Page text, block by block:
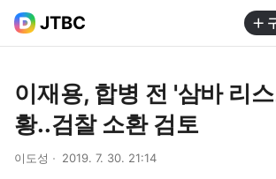
JTBC
이재용, 합병 전 '삼바 리
황..검찰 소환 검토
이도성 2019. 7. 30. 21:14